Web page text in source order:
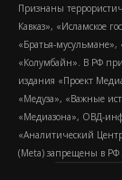
Признаны
Кавказ», «Исламское
«Братья-мусульмане»,
«Колумбайн». В РФ
издания «Проект
«Медуза», «Важные
«Медиазона», ОВД-
«Аналитический
(Metа) запрещены в РФ